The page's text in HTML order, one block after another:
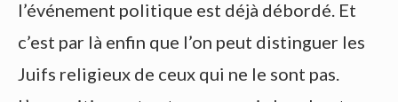
l’événement politique est déjà débordé. Et
c’est par là enfin que l’on peut distinguer les
Juifs religieux de ceux qui ne le sont pas.